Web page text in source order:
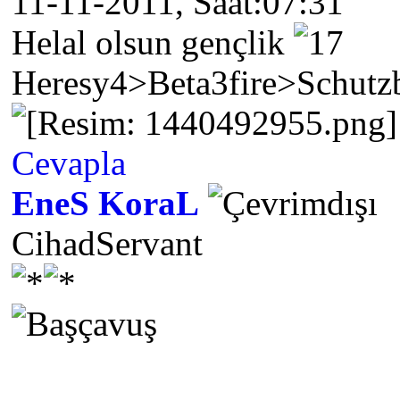
Helal olsun gençlik
Cevapla
EneS KoraL
CihadServant